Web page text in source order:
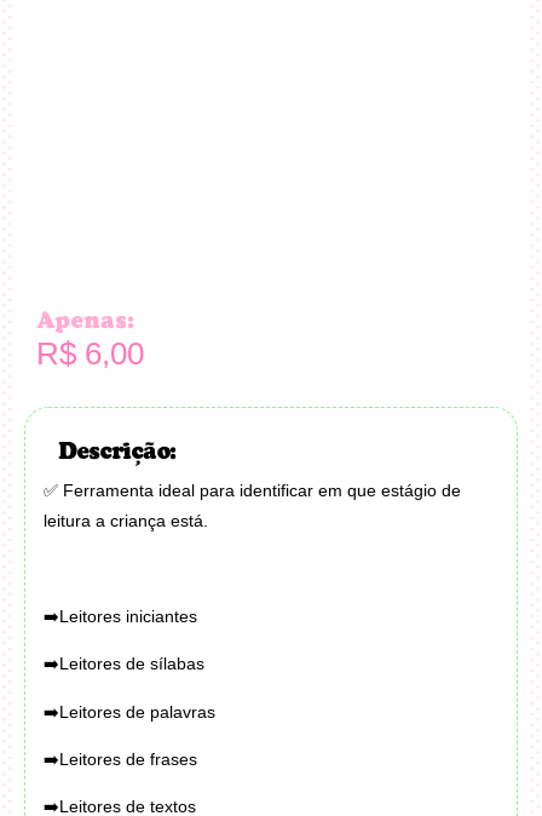
Apenas:
R$ 6,00
Descrição:
✅ Ferramenta ideal para identificar em que estágio de
leitura a criança está.
➡️Leitores iniciantes
➡️Leitores de sílabas
➡️Leitores de palavras
➡️Leitores de frases
➡️Leitores de textos